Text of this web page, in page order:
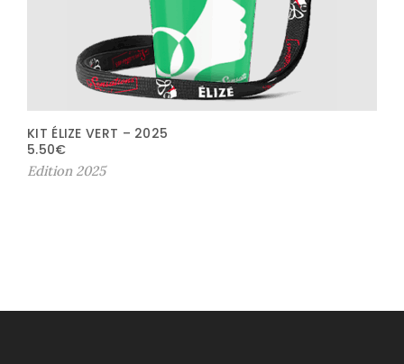
KIT ÉLIZE VERT – 2025
5.50€
Edition 2025